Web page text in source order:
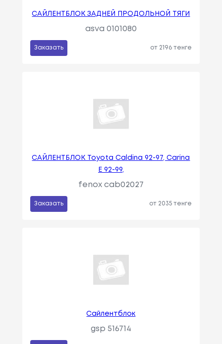
САЙЛЕНТБЛОК ЗАДНЕЙ ПРОДОЛЬНОЙ ТЯГИ
asva 0101080
Заказать от 2196 тенге
САЙЛЕНТБЛОК Toyota Caldina 92-97, Carina
E 92-99,
fenox cab02027
Заказать от 2035 тенге
Сайлентблок
gsp 516714